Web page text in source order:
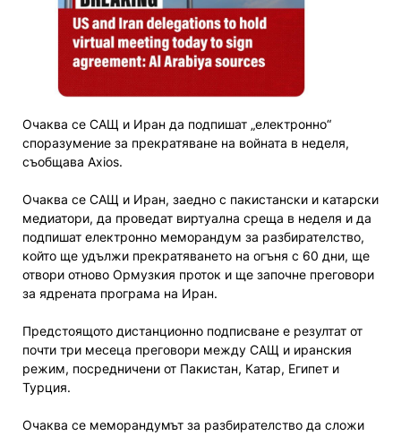
Очаква се САЩ и Иран да подпишат „електронно“
споразумение за прекратяване на войната в неделя,
съобщава Axios.
Очаква се САЩ и Иран, заедно с пакистански и катарски
медиатори, да проведат виртуална среща в неделя и да
подпишат електронно меморандум за разбирателство,
който ще удължи прекратяването на огъня с 60 дни, ще
отвори отново Ормузкия проток и ще започне преговори
за ядрената програма на Иран.
Предстоящото дистанционно подписване е резултат от
почти три месеца преговори между САЩ и иранския
режим, посредничени от Пакистан, Катар, Египет и
Турция.
Очаква се меморандумът за разбирателство да сложи